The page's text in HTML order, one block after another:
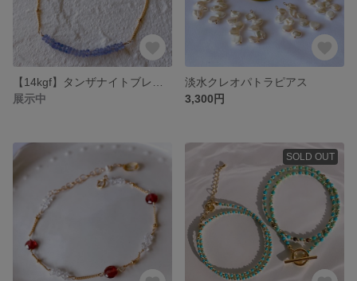
展示中
淡水クレオパトラピアス
3,300円
SOLD OUT